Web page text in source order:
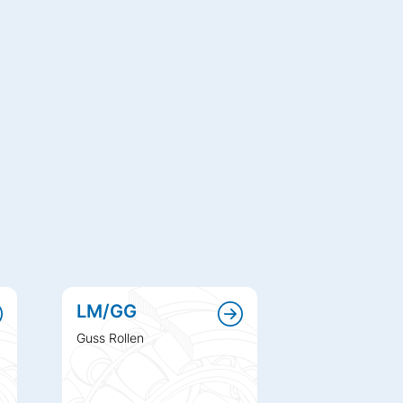
LM/GG
Guss Rollen